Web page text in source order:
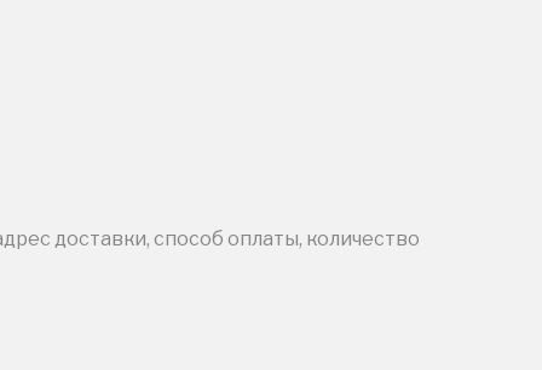
доставки, способ оплаты, количество